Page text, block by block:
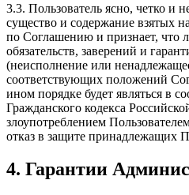
3.3. Пользователь ясно, четко и
существо и содержание взятых
по Соглашению и признает, что
обязательств, заверений и
(неисполнение или
соответствующих положений
ином порядке будет являться в
Гражданского кодекса
злоупотреблением
отказ в защите принадлежащих
4. Гарантии